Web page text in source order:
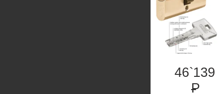
46`139
P